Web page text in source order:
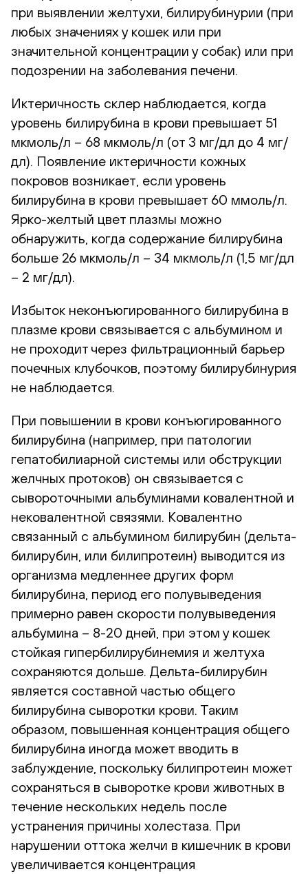
при выявлении желтухи, билирубинурии (при
любых значениях у кошек или при
значительной концентрации у собак) или при
подозрении на заболевания печени.
Иктеричность склер наблюдается, когда
уровень билирубина в крови превышает 51
мкмоль/л – 68 мкмоль/л (от 3 мг/дл до 4 мг/
дл). Появление иктеричности кожных
покровов возникает, если уровень
билирубина в крови превышает 60 ммоль/л.
Ярко-желтый цвет плазмы можно
обнаружить, когда содержание билирубина
больше 26 мкмоль/л – 34 мкмоль/л (1,5 мг/дл
– 2 мг/дл).
Избыток неконъюгированного билирубина в
плазме крови связывается с альбумином и
не проходит через фильтрационный барьер
почечных клубочков, поэтому билирубинурия
не наблюдается.
При повышении в крови конъюгированного
билирубина (например, при патологии
гепатобилиарной системы или обструкции
желчных протоков) он связывается с
сывороточными альбуминами ковалентной и
нековалентной связями. Ковалентно
связанный с альбумином билирубин (дельта-
билирубин, или билипротеин) выводится из
организма медленнее других форм
билирубина, период его полувыведения
примерно равен скорости полувыведения
альбумина – 8-20 дней, при этом у кошек
стойкая гипербилирубинемия и желтуха
сохраняются дольше. Дельта-билирубин
является составной частью общего
билирубина сыворотки крови. Таким
образом, повышенная концентрация общего
билирубина иногда может вводить в
заблуждение, поскольку билипротеин может
сохраняться в сыворотке крови животных в
течение нескольких недель после
устранения причины холестаза. При
нарушении оттока желчи в кишечник в крови
увеличивается концентрация